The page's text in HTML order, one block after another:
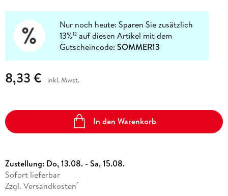
Nur noch heute: Sparen Sie zusätzlich
13%12 auf diesen Artikel mit dem
Gutscheincode:SOMMER13
8,33 € inkl. Mwst.
In den Warenkorb
Zustellung: Do, 13.08. - Sa, 15.08.
Sofort lieferbar
Zzgl. Versandkosten *